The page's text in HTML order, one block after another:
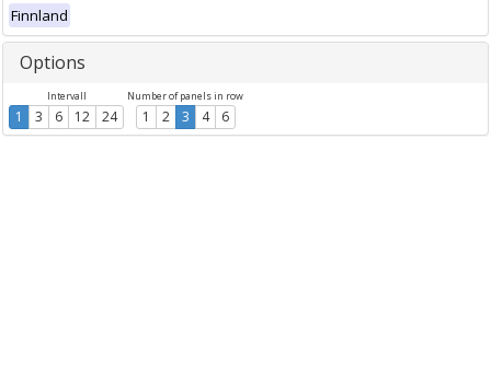
Finnland
Options
Intervall
1 3 6 12 24
Number of panels in row
1 2 3 4 6